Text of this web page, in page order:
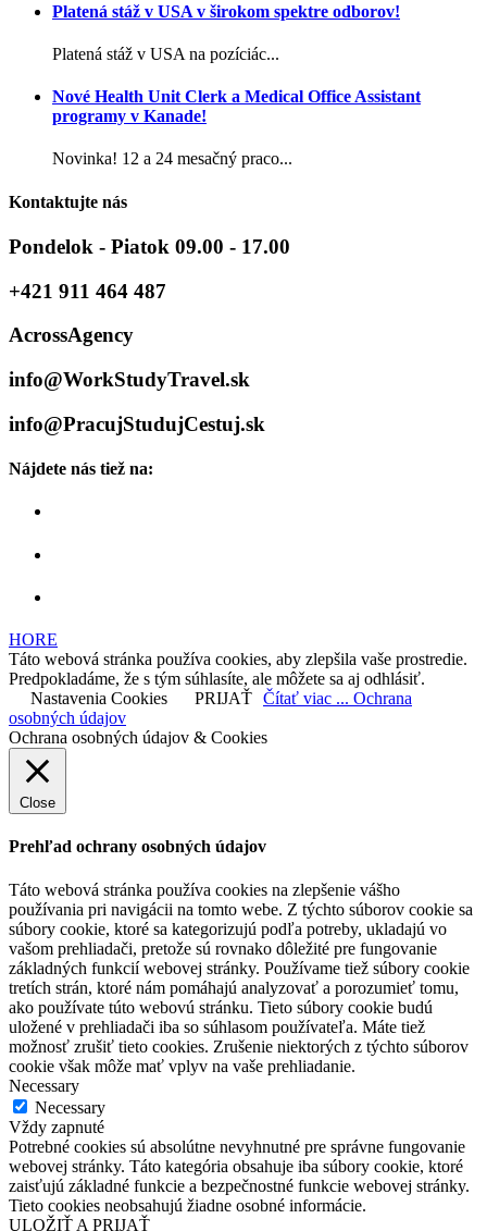
Platená stáž v USA v širokom spektre odborov!
Platená stáž v USA na pozíciác...
Nové Health Unit Clerk a Medical Office Assistant
programy v Kanade!
Novinka! 12 a 24 mesačný praco...
Kontaktujte nás
Pondelok - Piatok 09.00 - 17.00
+421 911 464 487
AcrossAgency
info@WorkStudyTravel.sk
info@PracujStudujCestuj.sk
Nájdete nás tiež na:
HORE
Táto webová stránka používa cookies, aby zlepšila vaše prostredie.
Predpokladáme, že s tým súhlasíte, ale môžete sa aj odhlásiť.
Nastavenia Cookies
PRIJAŤ Čítať viac ... Ochrana
osobných údajov
Ochrana osobných údajov & Cookies
Close
Prehľad ochrany osobných údajov
Táto webová stránka používa cookies na zlepšenie vášho
používania pri navigácii na tomto webe. Z týchto súborov cookie sa
súbory cookie, ktoré sa kategorizujú podľa potreby, ukladajú vo
vašom prehliadači, pretože sú rovnako dôležité pre fungovanie
základných funkcií webovej stránky. Používame tiež súbory cookie
tretích strán, ktoré nám pomáhajú analyzovať a porozumieť tomu,
ako používate túto webovú stránku. Tieto súbory cookie budú
uložené v prehliadači iba so súhlasom používateľa. Máte tiež
možnosť zrušiť tieto cookies. Zrušenie niektorých z týchto súborov
cookie však môže mať vplyv na vaše prehliadanie.
Necessary
Necessary
Vždy zapnuté
Potrebné cookies sú absolútne nevyhnutné pre správne fungovanie
webovej stránky. Táto kategória obsahuje iba súbory cookie, ktoré
zaisťujú základné funkcie a bezpečnostné funkcie webovej stránky.
Tieto cookies neobsahujú žiadne osobné informácie.
ULOŽIŤ A PRIJAŤ